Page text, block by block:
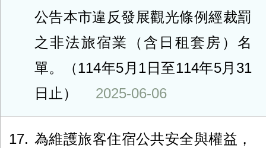
公告本市違反發展觀光條例經裁罰
之非法旅宿業（含日租套房）名
單。（114年5月1日至114年5月31
日止）
2025-06-06
17
為維護旅客住宿公共安全與權益，